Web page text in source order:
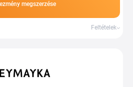
megszerzése
Feltételek